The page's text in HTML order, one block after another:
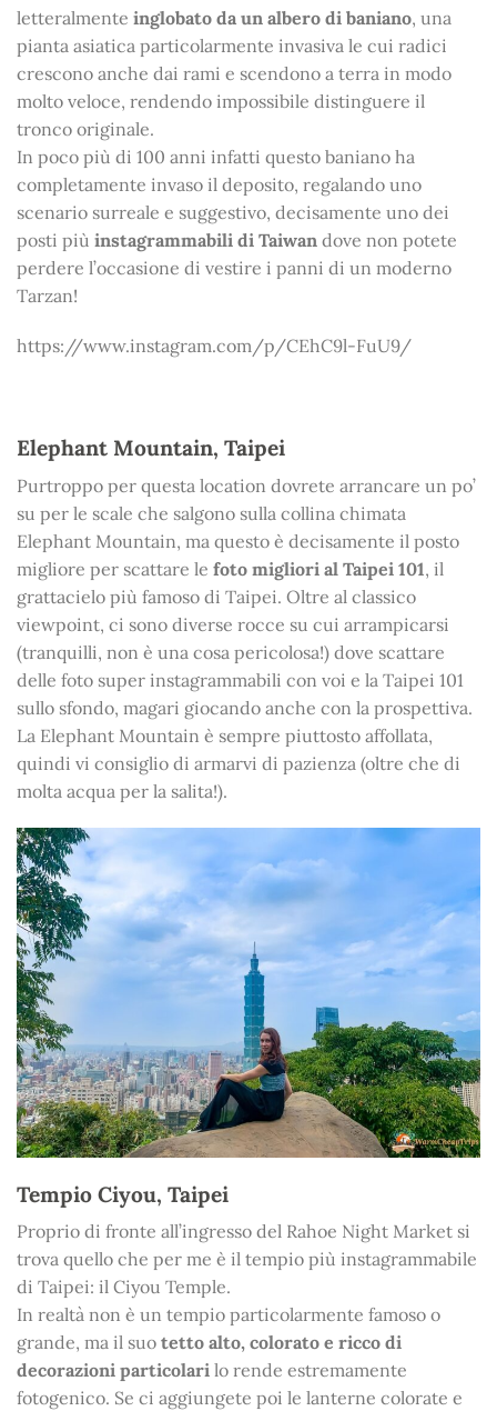
letteralmente inglobato da un albero di baniano, una
pianta asiatica particolarmente invasiva le cui radici
crescono anche dai rami e scendono a terra in modo
molto veloce, rendendo impossibile distinguere il
tronco originale.
In poco più di 100 anni infatti questo baniano ha
completamente invaso il deposito, regalando uno
scenario surreale e suggestivo, decisamente uno dei
posti più instagrammabili di Taiwan dove non potete
perdere l’occasione di vestire i panni di un moderno
Tarzan!
https://www.instagram.com/p/CEhC9l-FuU9/
Elephant Mountain, Taipei
Purtroppo per questa location dovrete arrancare un po’
su per le scale che salgono sulla collina chimata
Elephant Mountain, ma questo è decisamente il posto
migliore per scattare le foto migliori al Taipei 101, il
grattacielo più famoso di Taipei. Oltre al classico
viewpoint, ci sono diverse rocce su cui arrampicarsi
(tranquilli, non è una cosa pericolosa!) dove scattare
delle foto super instagrammabili con voi e la Taipei 101
sullo sfondo, magari giocando anche con la prospettiva.
La Elephant Mountain è sempre piuttosto affollata,
quindi vi consiglio di armarvi di pazienza (oltre che di
molta acqua per la salita!).
Tempio Ciyou, Taipei
Proprio di fronte all’ingresso del Rahoe Night Market si
trova quello che per me è il tempio più instagrammabile
di Taipei: il Ciyou Temple.
In realtà non è un tempio particolarmente famoso o
grande, ma il suo tetto alto, colorato e ricco di
decorazioni particolari lo rende estremamente
fotogenico. Se ci aggiungete poi le lanterne colorate e